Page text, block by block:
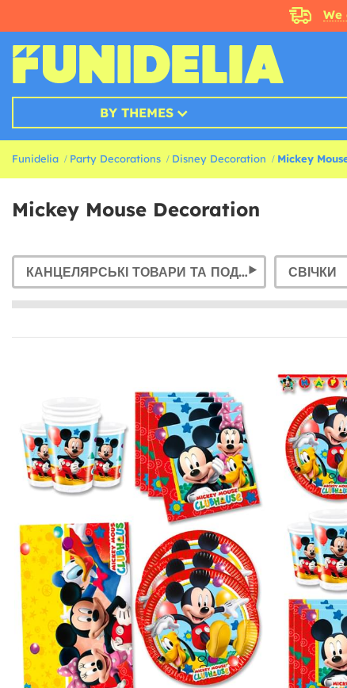
BY THEMES
Funidelia Party Decorations Disney Decoration Mickey
Mickey Mouse Decoration
КАНЦЕЛЯРСЬКІ ТОВАРИ ТА ПОДАРУНКОВІ УПАКОВКИ СВІЧКИ